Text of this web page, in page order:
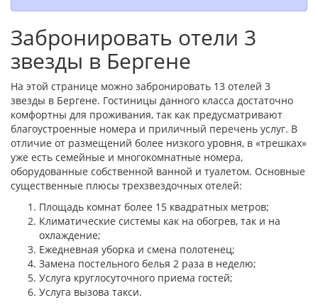
Забронировать отели 3
звезды в Бергене
На этой странице можно забронировать 13 отелей 3
звезды в Бергене. Гостиницы данного класса достаточно
комфортны для проживания, так как предусматривают
благоустроенные номера и приличный перечень услуг. В
отличие от размещений более низкого уровня, в «трешках»
уже есть семейные и многокомнатные номера,
оборудованные собственной ванной и туалетом. Основные
существенные плюсы трехзвездочных отелей:
Площадь комнат более 15 квадратных метров;
Климатические системы как на обогрев, так и на
охлаждение;
Ежедневная уборка и смена полотенец;
Замена постельного белья 2 раза в неделю;
Услуга круглосуточного приема гостей;
Услуга вызова такси.